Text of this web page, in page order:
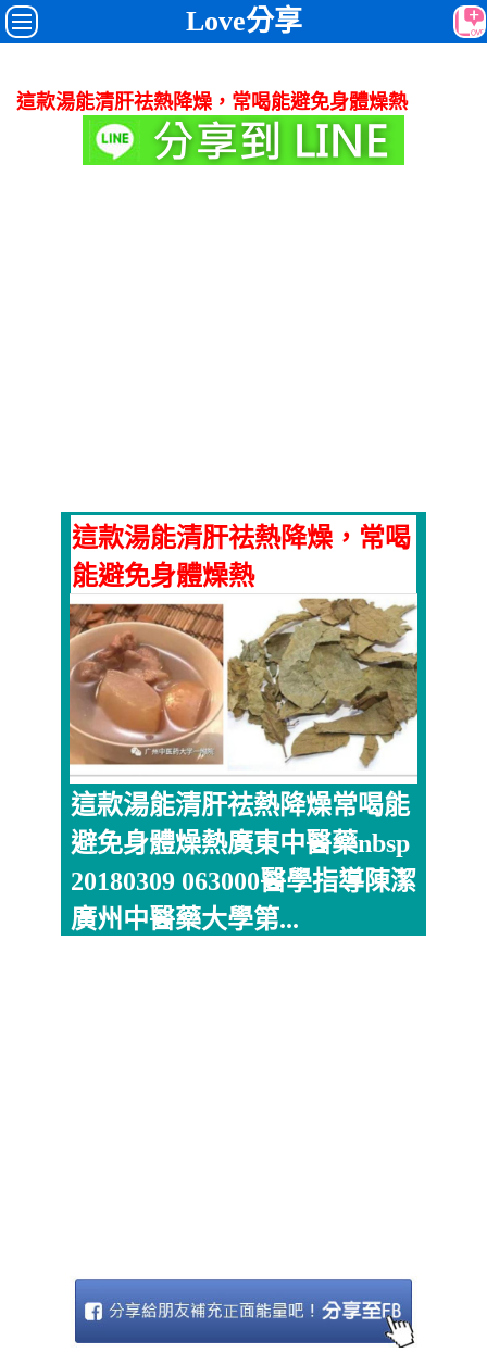
Love分享
這款湯能清肝祛熱降燥，常喝能避免身體燥熱
這款湯能清肝祛熱降燥，常喝
能避免身體燥熱
這款湯能清肝祛熱降燥常喝能
避免身體燥熱廣東中醫藥nbsp
20180309 063000醫學指導陳潔
廣州中醫藥大學第...